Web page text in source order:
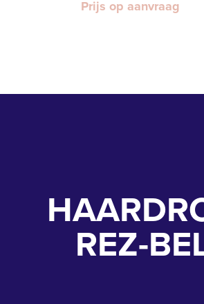
Prijs op aanvraag
REZ-